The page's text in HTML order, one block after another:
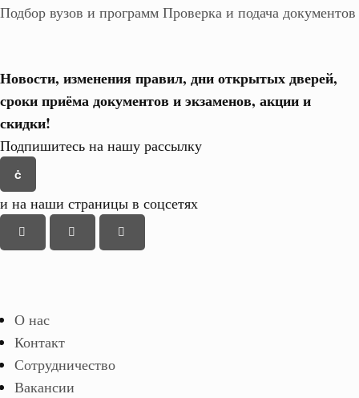
Подбор вузов и программ Проверка и подача документов
Новости, изменения правил, дни открытых дверей,
сроки приёма документов и экзаменов, акции и
скидки!
Подпишитесь на нашу рассылку
и на наши страницы в соцсетях
О нас
Контакт
Сотрудничество
Вакансии